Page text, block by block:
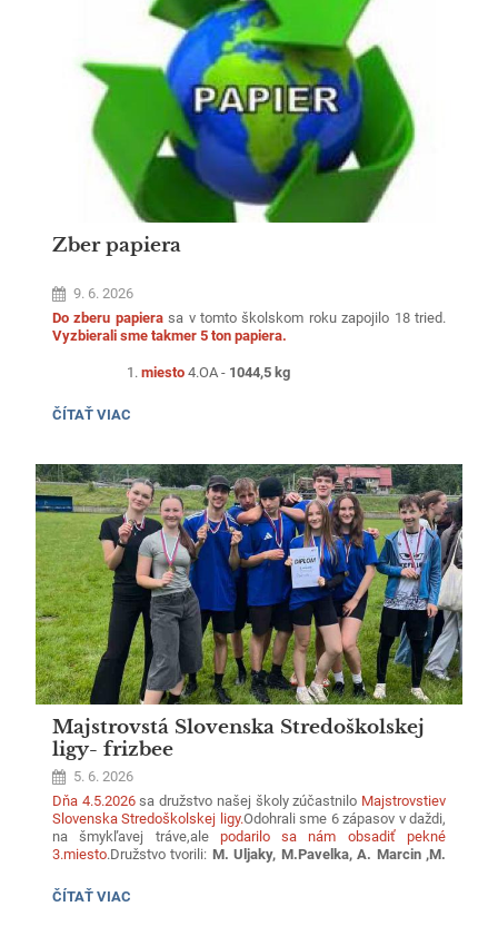
sme si naplno vychutnali jeho neopakovateľnú atmosféru.
NEZABUDNUTEĽNÝCH
SPOMIENOK:
Zber papiera
9. 6. 2026
Do zberu papierasa v tomto školskom roku zapojilo 18 tried.
Vyzbierali sme takmer 5 ton papiera.
miesto 4.OA - 1044,5 kg
miesto1.NB -435 kg
Ďakujeme všetkým, ktorým nie je ľahostajný vzťah k nášmu
životnému prostrediu. Veríme, že aj ďalšie ročníky budú
úspešné.
ZBER
ČÍTAŤ VIAC
Majstrovstá Slovenska Stredoškolskej
ligy- frizbee
5. 6. 2026
Dňa 4.5.2026sa družstvo našej školy zúčastnilo Majstrovstiev
Slovenska Stredoškolskej ligy.Odohrali sme 6 zápasov v daždi,
na šmykľavej tráve,ale podarilo sa nám obsadiť pekné
3.miesto.Družstvo tvorili: M. Uljaky, M.Pavelka, A. Marcin ,M.
D.Káľavský.Srdečne gratulujeme.
MAJSTROVSTÁ
ČÍTAŤ VIAC